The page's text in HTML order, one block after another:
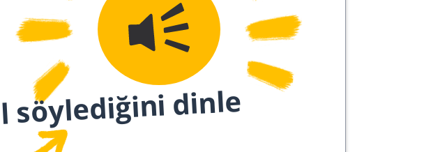
söylediğini dinle